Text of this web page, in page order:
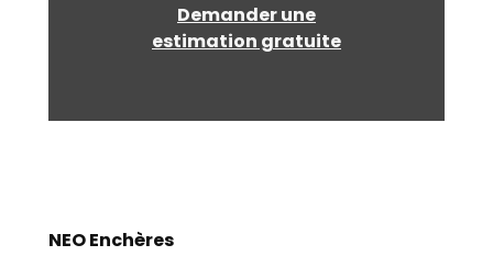
Demander une
estimation gratuite
NEO Enchères